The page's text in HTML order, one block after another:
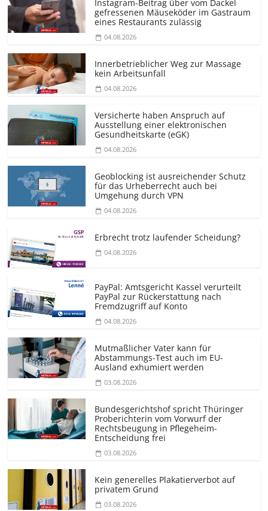
Instagram-Beitrag über vom Dackel
gefressenen Mäuseköder im Gastraum
eines Restaurants zulässig
04.08.2026
Innerbetrieblicher Weg zur Massage
kein Arbeitsunfall
04.08.2026
Versicherte haben Anspruch auf
Ausstellung einer elektronischen
Gesundheitskarte (eGK)
04.08.2026
Geoblocking ist ausreichender Schutz
für das Urheberrecht auch bei
Umgehung durch VPN
04.08.2026
Erbrecht trotz laufender Scheidung?
04.08.2026
PayPal: Amtsgericht Kassel verurteilt
PayPal zur Rückerstattung nach
Fremdzugriff auf Konto
04.08.2026
Mutmaßlicher Vater kann für
Abstammungs-Test auch im EU-
Ausland exhumiert werden
03.08.2026
Bundesgerichtshof spricht Thüringer
Proberichterin vom Vorwurf der
Rechtsbeugung in Pflegeheim-
Entscheidung frei
03.08.2026
Kein generelles Plakatierverbot auf
privatem Grund
03.08.2026